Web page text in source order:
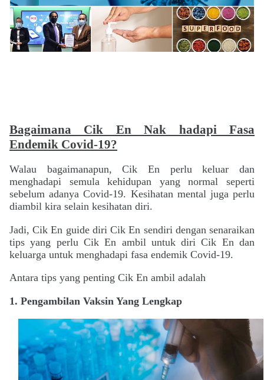
Bagaimana Cik En Nak hadapi Fasa
Endemik Covid-19?
Walau bagaimanapun, Cik En perlu keluar dan
menghadapi semula kehidupan yang normal seperti
sebelum adanya Covid-19. Kesihatan mental juga perlu
diambil kira selain kesihatan diri.
Jadi, Cik En guide diri Cik En sendiri dengan senaraikan
tips yang perlu Cik En ambil untuk diri Cik En dan
keluarga untuk menghadapi fasa endemik Covid-19.
Antara tips yang penting Cik En ambil adalah
1. Pengambilan Vaksin Yang Lengkap